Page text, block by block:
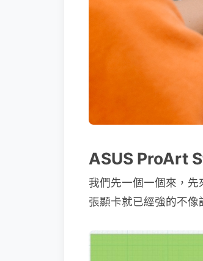
ASUS ProArt
我們先一個一個來，
張顯卡就已經強的不